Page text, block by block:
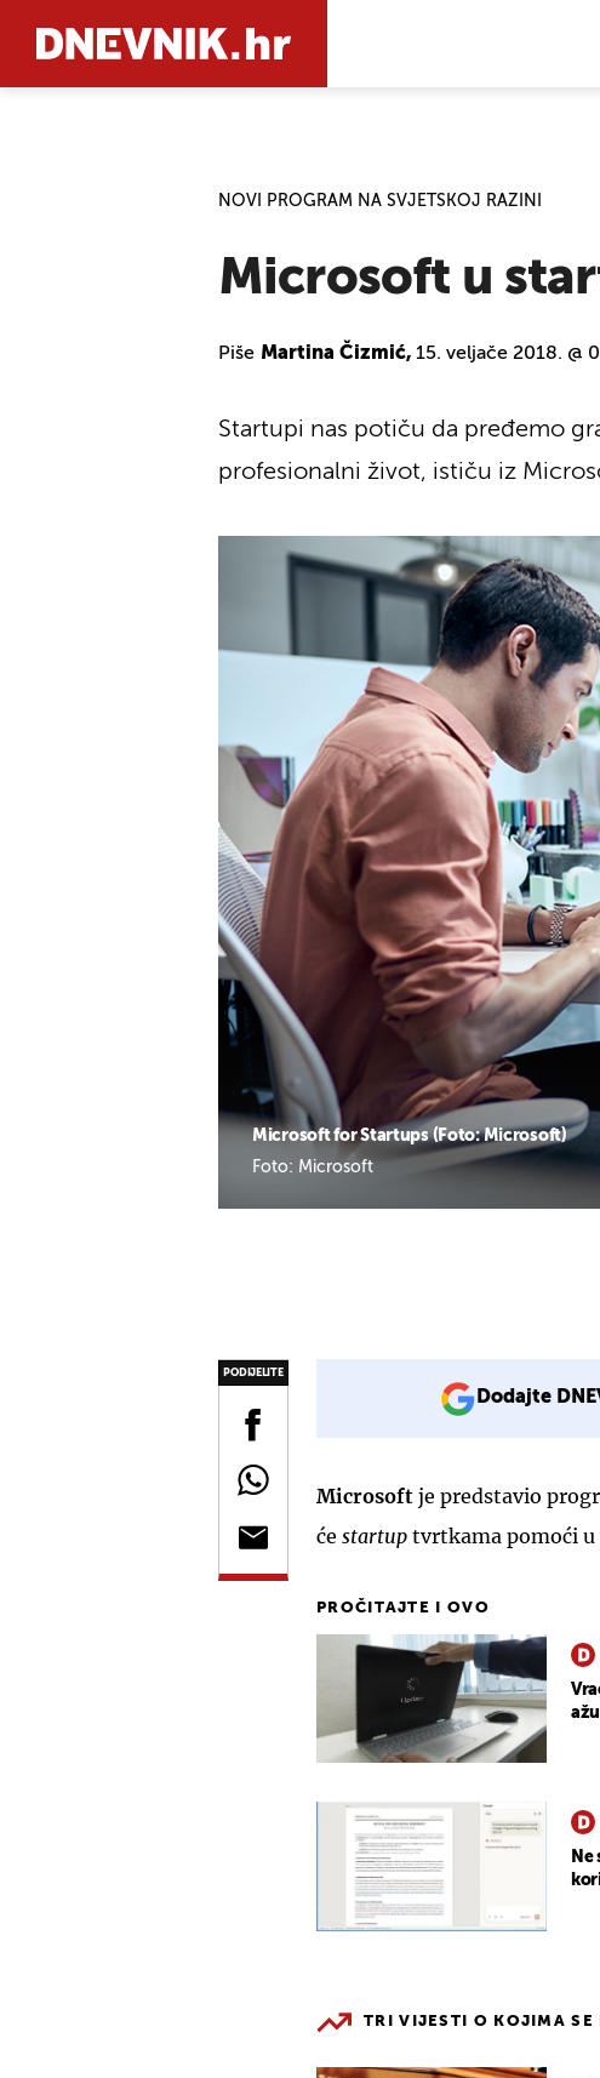
NOVI PROGRAM NA SVJETSKOJ RAZINI
Microsoft u
Piše Martina Čizmić, 15. veljače 2018. @
Microsoft for Startups (Foto: Microsoft)
Foto: Microsoft
Startupi nas potiču da pređemo
profesionalni život, ističu iz
PODIJELITE
Dodajte
Microsoft je predstavio
će startup tvrtkama pomoći
PROČITAJTE I OVO
Ne
TRI VIJESTI O KOJIMA SE